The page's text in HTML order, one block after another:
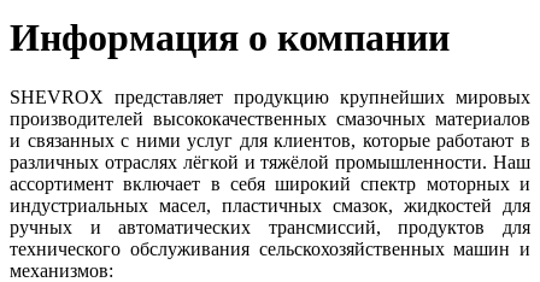
Информация о компании
SHEVROX представляет продукцию крупнейших мировых
производителей высококачественных смазочных материалов
и связанных с ними услуг для клиентов, которые работают в
различных отраслях лёгкой и тяжёлой промышленности. Наш
ассортимент включает в себя широкий спектр моторных и
индустриальных масел, пластичных смазок, жидкостей для
ручных и автоматических трансмиссий, продуктов для
технического обслуживания сельскохозяйственных машин и
механизмов: